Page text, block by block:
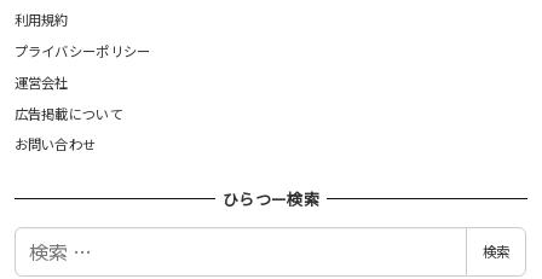
利用規約
プライバシーポリシー
運営会社
広告掲載について
お問い合わせ
ひらつー検索
検
検索